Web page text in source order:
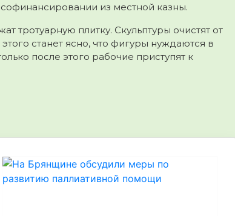
из местной казны.
тротуарную плитку. Скульптуры очистят от
станет ясно, что фигуры нуждаются в
после этого рабочие приступят к